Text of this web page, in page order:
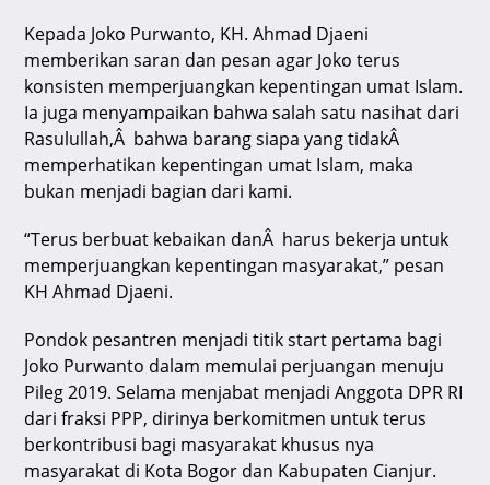
Kepada Joko Purwanto, KH. Ahmad Djaeni
memberikan saran dan pesan agar Joko terus
konsisten memperjuangkan kepentingan umat Islam.
Ia juga menyampaikan bahwa salah satu nasihat dari
Rasulullah,Â bahwa barang siapa yang tidakÂ
memperhatikan kepentingan umat Islam, maka
bukan menjadi bagian dari kami.
“Terus berbuat kebaikan danÂ harus bekerja untuk
memperjuangkan kepentingan masyarakat,” pesan
KH Ahmad Djaeni.
Pondok pesantren menjadi titik start pertama bagi
Joko Purwanto dalam memulai perjuangan menuju
Pileg 2019. Selama menjabat menjadi Anggota DPR RI
dari fraksi PPP, dirinya berkomitmen untuk terus
berkontribusi bagi masyarakat khusus nya
masyarakat di Kota Bogor dan Kabupaten Cianjur.